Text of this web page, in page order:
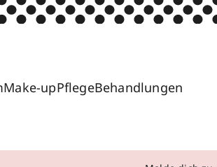
Make-upPflegeBehandlungen